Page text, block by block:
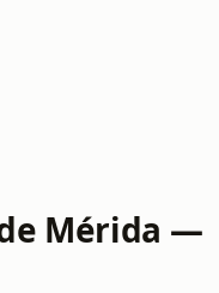
Mérida —